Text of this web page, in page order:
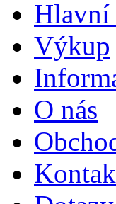
Hlavní
Výkup
O nás